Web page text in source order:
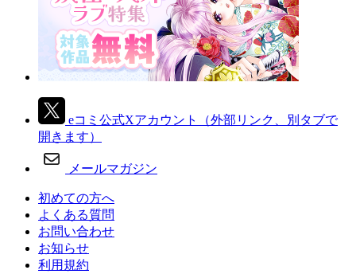
eコミ公式Xアカウント
（外部リンク、別タブで
開きます）
メールマガジン
初めての方へ
よくある質問
お問い合わせ
お知らせ
利用規約